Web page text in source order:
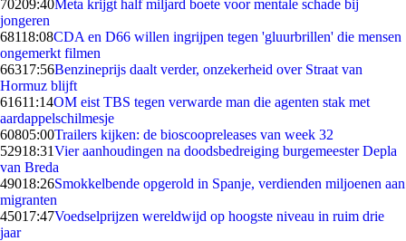
70209:40Meta krijgt half miljard boete voor mentale schade bij
jongeren
68118:08CDA en D66 willen ingrijpen tegen 'gluurbrillen' die mensen
ongemerkt filmen
66317:56Benzineprijs daalt verder, onzekerheid over Straat van
Hormuz blijft
61611:14OM eist TBS tegen verwarde man die agenten stak met
aardappelschilmesje
60805:00Trailers kijken: de bioscoopreleases van week 32
52918:31Vier aanhoudingen na doodsbedreiging burgemeester Depla
van Breda
49018:26Smokkelbende opgerold in Spanje, verdienden miljoenen aan
migranten
45017:47Voedselprijzen wereldwijd op hoogste niveau in ruim drie
jaar